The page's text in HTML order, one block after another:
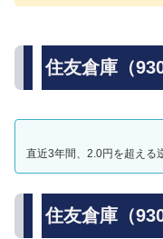
住友倉庫（
直近3年間、2.0円を超える
住友倉庫（